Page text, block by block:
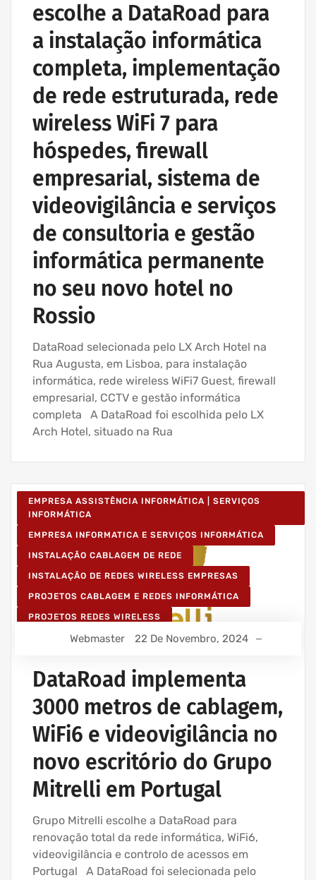
escolhe a DataRoad para
a instalação informática
completa, implementação
de rede estruturada, rede
wireless WiFi 7 para
hóspedes, firewall
empresarial, sistema de
videovigilância e serviços
de consultoria e gestão
informática permanente
no seu novo hotel no
Rossio
DataRoad selecionada pelo LX Arch Hotel na
Rua Augusta, em Lisboa, para instalação
informática, rede wireless WiFi7 Guest, firewall
empresarial, CCTV e gestão informática
completa A DataRoad foi escolhida pelo LX
Arch Hotel, situado na Rua
EMPRESA ASSISTÊNCIA INFORMÁTICA | SERVIÇOS
INFORMÁTICA
EMPRESA INFORMATICA E SERVIÇOS INFORMÁTICA
INSTALAÇÃO CABLAGEM DE REDE
INSTALAÇÃO DE REDES WIRELESS EMPRESAS
PROJETOS CABLAGEM E REDES INFORMÁTICA
PROJETOS REDES WIRELESS
REDE ESTRUTURADA INFORMÁTICA
Webmaster 22 De Novembro, 2024
DataRoad implementa
3000 metros de cablagem,
WiFi6 e videovigilância no
novo escritório do Grupo
Mitrelli em Portugal
Grupo Mitrelli escolhe a DataRoad para
renovação total da rede informática, WiFi6,
videovigilância e controlo de acessos em
Portugal A DataRoad foi selecionada pelo